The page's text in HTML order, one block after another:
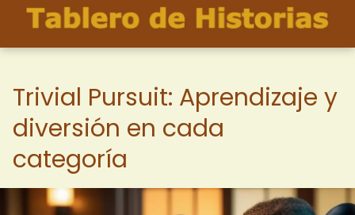
Trivial Pursuit: Aprendizaje y
diversión en cada
categoría